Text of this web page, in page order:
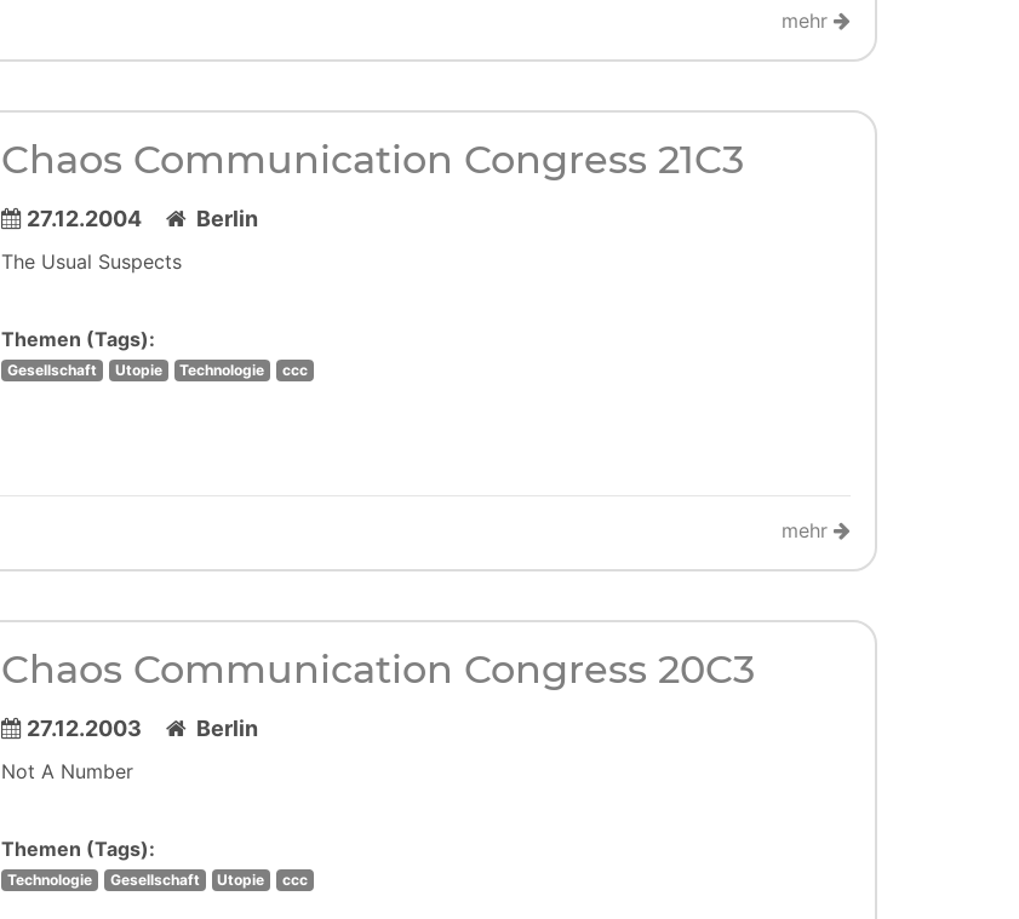
mehr
Chaos Communication Congress 21C3
27.12.2004 Berlin
The Usual Suspects
Themen (Tags):
Gesellschaft Utopie Technologie ccc
mehr
Chaos Communication Congress 20C3
27.12.2003 Berlin
Not A Number
Themen (Tags):
Technologie Gesellschaft Utopie ccc